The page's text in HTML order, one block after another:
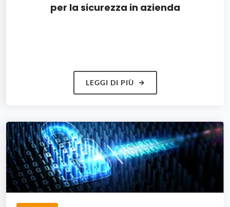
per la sicurezza in azienda
LEGGI DI PIÙ